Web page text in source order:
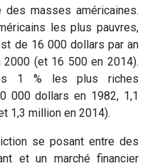
des masses américaines.
les plus pauvres,
de 16 000 dollars par an
(et 16 500 en 2014).
les 1 % les plus riches
000 dollars en 1982, 1,1
1,3 million en 2014).
se posant entre des
et un marché financier